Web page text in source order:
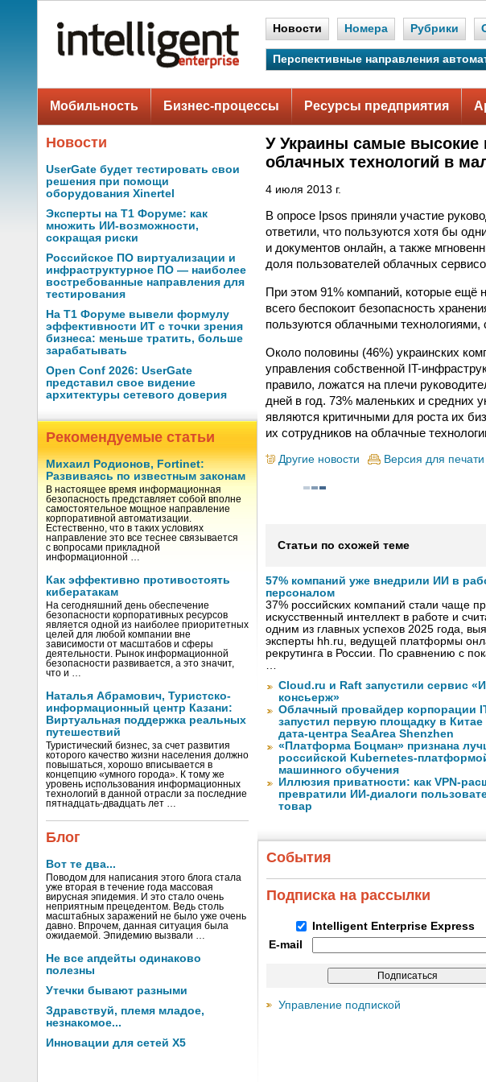
Новости Номера Рубрики
Перспективные направления
Мобильность Бизнес-процессы Ресурсы предприятия
Новости
UserGate будет тестировать свои
решения при помощи
оборудования Xinertel
Эксперты на Т1 Форуме: как
множить ИИ-возможности,
сокращая риски
Российское ПО виртуализации и
инфраструктурное ПО — наиболее
востребованные направления для
тестирования
На Т1 Форуме вывели формулу
эффективности ИТ с точки зрения
бизнеса: меньше тратить, больше
зарабатывать
Open Conf 2026: UserGate
представил свое видение
архитектуры сетевого доверия
Рекомендуемые статьи
Михаил Родионов, Fortinet:
Развиваясь по известным законам
В настоящее время информационная
безопасность представляет собой вполне
самостоятельное мощное направление
корпоративной автоматизации.
Естественно, что в таких условиях
направление это все теснее связывается
с вопросами прикладной
информационной …
Как эффективно противостоять
кибератакам
На сегодняшний день обеспечение
безопасности корпоративных ресурсов
является одной из наиболее приоритетных
целей для любой компании вне
зависимости от масштабов и сферы
деятельности. Рынок информационной
безопасности развивается, а это значит,
что и …
Наталья Абрамович, Туристско-
информационный центр Казани:
Виртуальная поддержка реальных
путешествий
Туристический бизнес, за счет развития
которого качество жизни населения должно
повышаться, хорошо вписывается в
концепцию «умного города». К тому же
уровень использования информационных
технологий в данной отрасли за последние
пятнадцать-двадцать лет …
Блог
Вот те два...
Поводом для написания этого блога стала
уже вторая в течение года массовая
вирусная эпидемия. И это стало очень
неприятным прецедентом. Ведь столь
масштабных заражений не было уже очень
давно. Впрочем, данная ситуация была
ожидаемой. Эпидемию вызвали …
Не все апдейты одинаково
полезны
Утечки бывают разными
Здравствуй, племя младое,
незнакомое...
Инновации для сетей X5
У Украины самые высокие
облачных технологий в
4 июля 2013 г.
В опросе Ipsos приняли участие
ответили, что пользуются хотя бы
и документов онлайн, а также
доля пользователей облачных
При этом 91% компаний, которые ещё
всего беспокоит безопасность
пользуются облачными
Около половины (46%) украинских
управления собственной IT-
правило, ложатся на плечи
дней в год. 73% маленьких и средних
являются критичными для роста их
их сотрудников на облачные
Другие новости Версия для печати
Статьи по схожей теме
57% компаний уже внедрили ИИ в
персоналом
37% российских компаний стали чаще
искусственный интеллект в работе и
одним из главных успехов 2025 года,
эксперты hh.ru, ведущей платформы
рекрутинга в России. По сравнению с
…
Cloud.ru и Raft запустили сервис
консьерж»
Облачный провайдер корпорации
запустил первую площадку в Китае
дата-центра SeaArea Shenzhen
«Платформа Боцман» признана
российской Kubernetes-
машинного обучения
Иллюзия приватности: как VPN-
превратили ИИ-диалоги
товар
События
Подписка на рассылки
Intelligent Enterprise Express
E-mail
Управление подпиской